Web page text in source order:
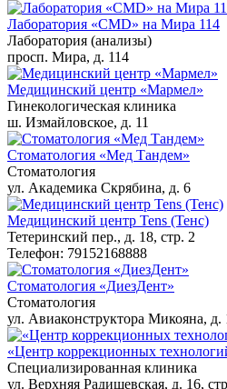
Лаборатория «CMD» на Мира 114
Лаборатория (анализы)
просп. Мира, д. 114
Медицинский центр «Мармел»
Гинекологическая клиника
ш. Измайловское, д. 11
Стоматология «Мед Тандем»
Стоматология
ул. Академика Скрябина, д. 6
Медицинский центр Tens (Тенс)
Тетеринский пер., д. 18, стр. 2
Телефон: 79152168888
Стоматология «ДиезДент»
Стоматология
ул. Авиаконструктора Микояна, д.
«Центр коррекционных
Специализированная клиника
ул. Верхняя Радищевская, д. 16,